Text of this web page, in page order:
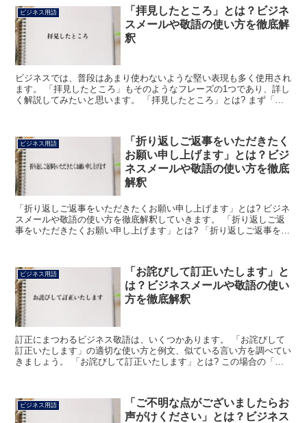
ビジネス用語
「拝見したところ」とは？ビジネ
スメールや敬語の使い方を徹底解
釈
ビジネスでは、普段はあまり使わないような堅い表現も多く使用され
ます。 「拝見したところ」もそのようなフレーズの1つであり、詳し
く解説してみたいと思います。 「拝見したところ」とは? まず「拝
ビジネス用語
「折り返しご返事をいただきたく
お願い申し上げます」とは？ビジ
ネスメールや敬語の使い方を徹底
解釈
「折り返しご返事をいただきたくお願い申し上げます」とは? ビジネ
スメールや敬語の使い方を徹底解釈していきます。 「折り返しご返
事をいただきたくお願い申し上げます」とは? 「折り返しご返事をい
ビジネス用語
「お詫びして訂正いたします」と
は？ビジネスメールや敬語の使い
方を徹底解釈
訂正にまつわるビジネス敬語は、いくつかあります。 「お詫びして
訂正いたします」の適切な使い方と例文、似ている言い方を調べてい
きましょう。 「お詫びして訂正いたします」とは? この場合の「お
ビジネス用語
「ご不明な点がございましたらお
声がけください」とは？ビジネス